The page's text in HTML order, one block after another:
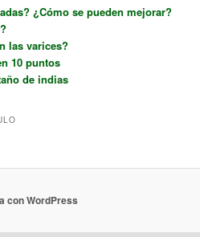
¿Cómo se pueden mejorar?
las varices?
10 puntos
de indias
con WordPress